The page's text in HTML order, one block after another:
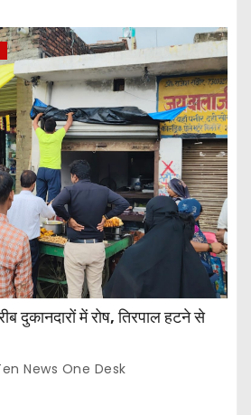
दुकानदारों में रोष, तिरपाल हटने से
News One Desk